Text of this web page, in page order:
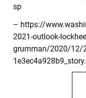
sp
– https://
2021-outlook-
grumman/2020/12/